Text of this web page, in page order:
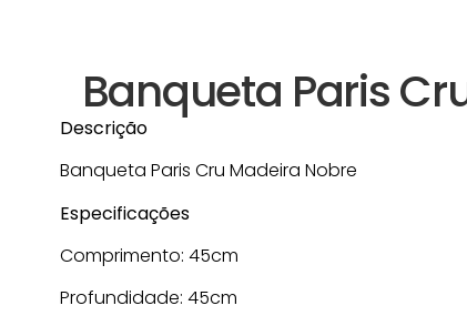
Banqueta Paris
Descrição
Banqueta Paris Cru Madeira Nobre
Especificações
Comprimento: 45cm
Profundidade: 45cm